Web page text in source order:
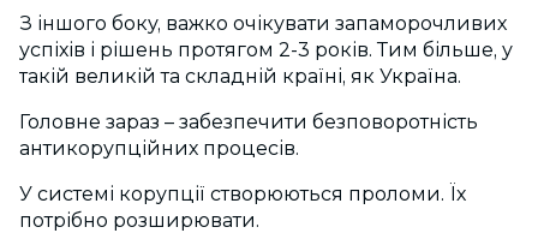
З іншого боку, важко очікувати запаморочливих
успіхів і рішень протягом 2-3 років. Тим більше, у
такій великій та складній країні, як Україна.
Головне зараз – забезпечити безповоротність
антикорупційних процесів.
У системі корупції створюються проломи. Їх
потрібно розширювати.